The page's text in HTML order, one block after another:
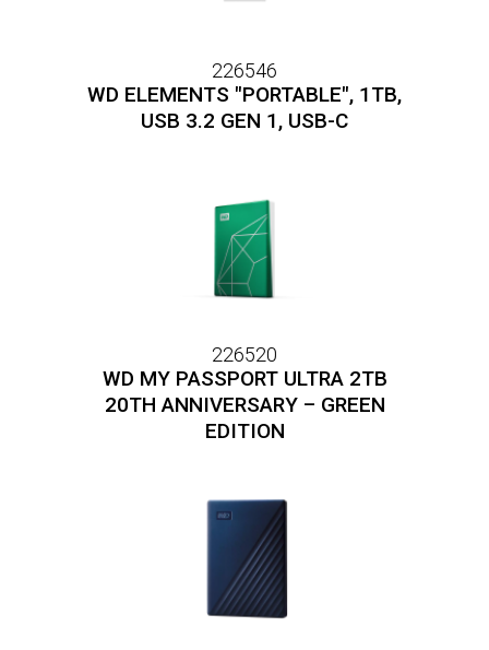
226546
WD ELEMENTS "PORTABLE", 1TB,
USB 3.2 GEN 1, USB-C
226520
WD MY PASSPORT ULTRA 2TB
20TH ANNIVERSARY – GREEN
EDITION